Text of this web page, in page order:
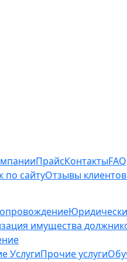
ПрайсКонтактыFAQ
по сайтуОтзывы клиентов
имущества
УслугиПрочие услуги